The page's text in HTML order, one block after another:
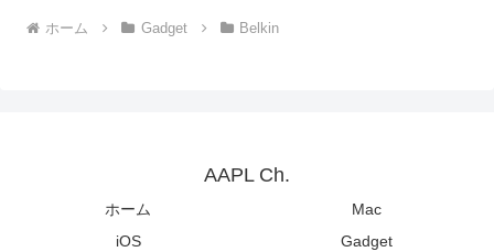
ホーム Gadget Belkin
AAPL Ch.
ホーム
Mac
iOS
Gadget